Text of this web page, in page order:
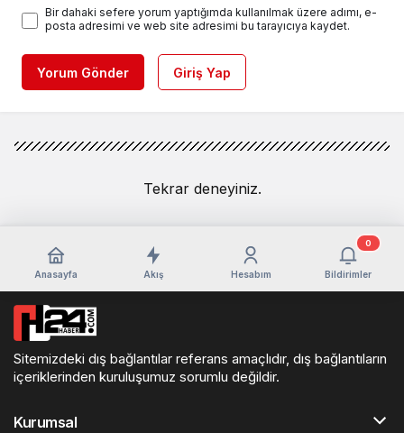
Bir dahaki sefere yorum yaptığımda kullanılmak üzere adımı, e-
posta adresimi ve web site adresimi bu tarayıcıya kaydet.
Yorum Gönder Giriş Yap
Tekrar deneyiniz.
Anasayfa Akış Hesabım Bildirimler
0
Sitemizdeki dış bağlantılar referans amaçlıdır, dış bağlantıların
içeriklerinden kuruluşumuz sorumlu değildir.
Kurumsal